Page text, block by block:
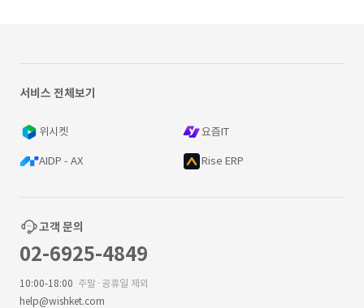
서비스 전체보기
위시켓 요즘IT
AIDP - AX Rise ERP
고객 문의
02-6925-4849
10:00-18:00 주말·공휴일 제외
help@wishket.com